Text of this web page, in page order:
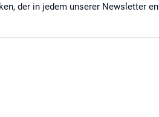
der in jedem unserer Newsletter